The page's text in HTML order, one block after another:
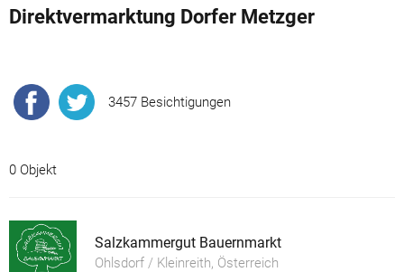
Direktvermarktung Dorfer Metzger
3457 Besichtigungen
0 Objekt
Salzkammergut Bauernmarkt
Ohlsdorf / Kleinreith, Österreich